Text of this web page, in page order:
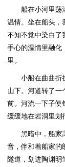
船在小河里荡
温情。坐在船头，
不知不觉中染白了
手心的温情里融化
里。
小船在曲曲折
山下。河道转了一
前。河流一下子便
缓缓地在岩洞里划
黑暗中，船家
音，伴和着船家的
隧道，划进陶渊明